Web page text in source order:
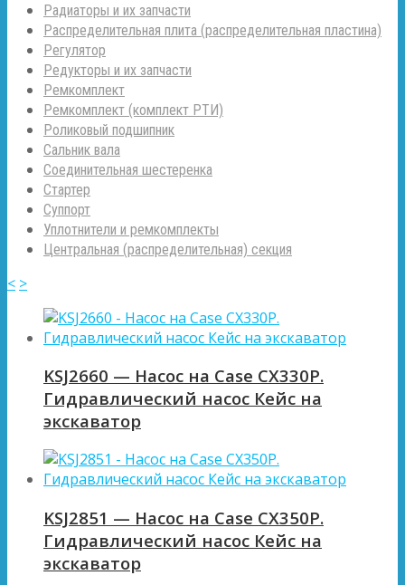
Радиаторы и их запчасти
Распределительная плита (распределительная пластина)
Регулятор
Редукторы и их запчасти
Ремкомплект
Ремкомплект (комплект РТИ)
Роликовый подшипник
Сальник вала
Соединительная шестеренка
Стартер
Суппорт
Уплотнители и ремкомплекты
Центральная (распределительная) секция
< >
KSJ2660 — Насос на Case CX330P.
Гидравлический насос Кейс на
экскаватор
KSJ2851 — Насос на Case CX350P.
Гидравлический насос Кейс на
экскаватор